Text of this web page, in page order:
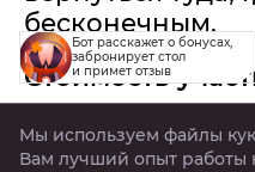
бесконечным.
Стоимость
персоны.
25 июня в 19:00.
Бот расскажет о бонусах,
забронирует стол
и примет отзыв
Мы используем файлы
Вам лучший опыт работы